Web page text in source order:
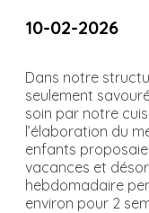
10-02-2026
Dans notre
seulement
soin par notre
l’élaboration du
enfants
vacances et
hebdomadaire
environ pour 2